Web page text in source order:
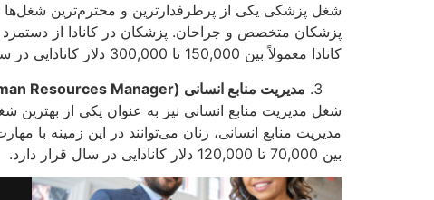
شغل پزشکی یکی از پرطرفدارترین و محترم‌ترین شغل‌ها
پزشکان متخصص و جراحان. پزشکان در کانادا از
کانادا معمولاً بین 150,000 تا 300,000 دلار کانادایی در سال قرار دارد.
مدیریت منابع انسانی (Resources Manager
شغل مدیریت منابع انسانی نیز به عنوان یکی از بهترین
مدیریت منابع انسانی، زنان می‌توانند در این زمینه با
بین 70,000 تا 120,000 دلار کانادایی در سال قرار دارد.